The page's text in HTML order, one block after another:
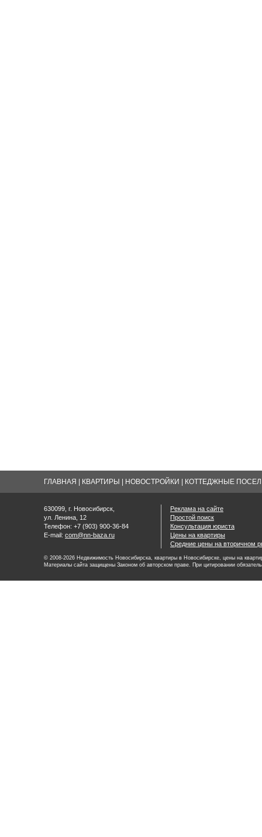
ГЛАВНАЯ КВАРТИРЫ НОВОСТРОЙКИ КОТТЕДЖНЫЕ
630099, г. Новосибирск,
ул. Ленина, 12
Телефон: +7 (903) 900-36-84
E-mail: com@nn-baza.ru
Реклама на сайте
Простой поиск
Консультация юриста
Цены на квартиры
Средние цены на вторичном
© 2008-2026 Недвижимость Новосибирска, квартиры в Новосибирске, цены на
Материалы сайта защищены Законом об авторском праве. При цитировании